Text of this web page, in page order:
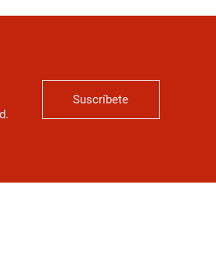
Suscríbete